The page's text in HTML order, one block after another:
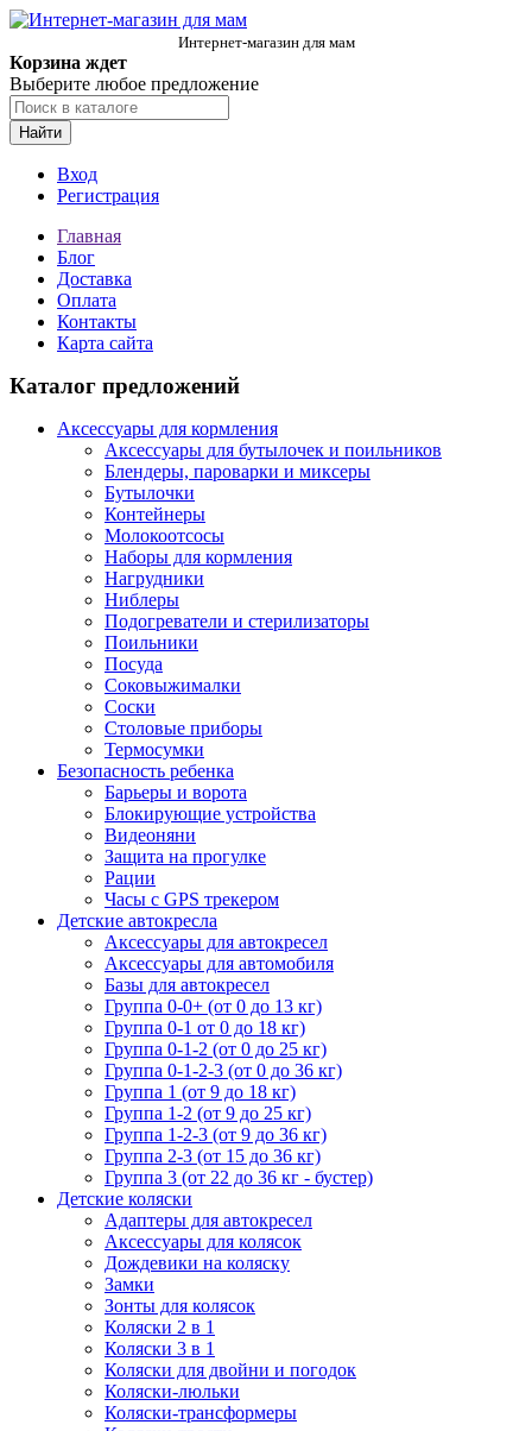
Интернет-магазин для мам
Корзина ждет
Выберите любое предложение
Найти
Вход
Регистрация
Главная
Блог
Доставка
Оплата
Контакты
Карта сайта
Каталог предложений
Аксессуары для кормления
Аксессуары для бутылочек и поильников
Блендеры, пароварки и миксеры
Бутылочки
Контейнеры
Молокоотсосы
Наборы для кормления
Нагрудники
Ниблеры
Подогреватели и стерилизаторы
Поильники
Посуда
Соковыжималки
Соски
Столовые приборы
Термосумки
Безопасность ребенка
Барьеры и ворота
Блокирующие устройства
Видеоняни
Защита на прогулке
Рации
Часы с GPS трекером
Детские автокресла
Аксессуары для автокресел
Аксессуары для автомобиля
Базы для автокресел
Группа 0-0+ (от 0 до 13 кг)
Группа 0-1 от 0 до 18 кг)
Группа 0-1-2 (от 0 до 25 кг)
Группа 0-1-2-3 (от 0 до 36 кг)
Группа 1 (от 9 до 18 кг)
Группа 1-2 (от 9 до 25 кг)
Группа 1-2-3 (от 9 до 36 кг)
Группа 2-3 (от 15 до 36 кг)
Группа 3 (от 22 до 36 кг - бустер)
Детские коляски
Адаптеры для автокресел
Аксессуары для колясок
Дождевики на коляску
Замки
Зонты для колясок
Коляски 2 в 1
Коляски 3 в 1
Коляски для двойни и погодок
Коляски-люльки
Коляски-трансформеры